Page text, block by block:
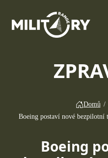
Domů /
Boeing postaví nové
Boeing